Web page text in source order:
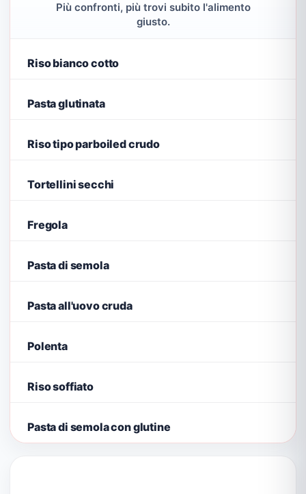
Più confronti, più trovi subito l'alimento
giusto.
Riso bianco cotto
Pasta glutinata
Riso tipo parboiled crudo
Tortellini secchi
Fregola
Pasta di semola
Pasta all'uovo cruda
Polenta
Riso soffiato
Pasta di semola con glutine